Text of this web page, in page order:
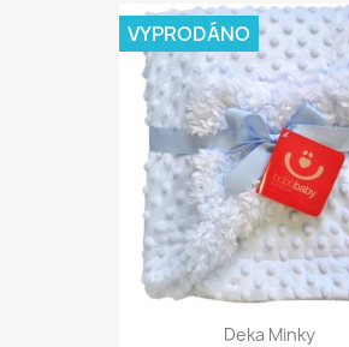
Deka Minky
VYPRODÁNO